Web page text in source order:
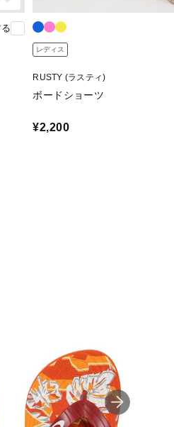
レディス
RUSTY (ラスティ)
ボードショーツ
¥2,200